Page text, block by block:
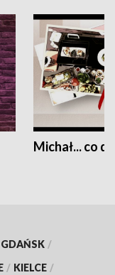
Michał... co
GDAŃSK /
/ KIELCE /